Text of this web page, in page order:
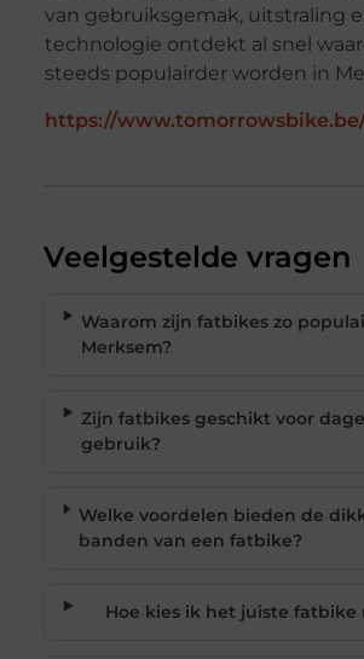
van gebruiksgemak, uitstraling
technologie ontdekt al snel
steeds populairder worden in
https://
Veelgestelde vragen
Waarom zijn fatbikes zo
Merksem?
Zijn fatbikes geschikt voor
gebruik?
Welke voordelen bieden de
banden van een fatbike?
Hoe kies ik het juiste fatbike